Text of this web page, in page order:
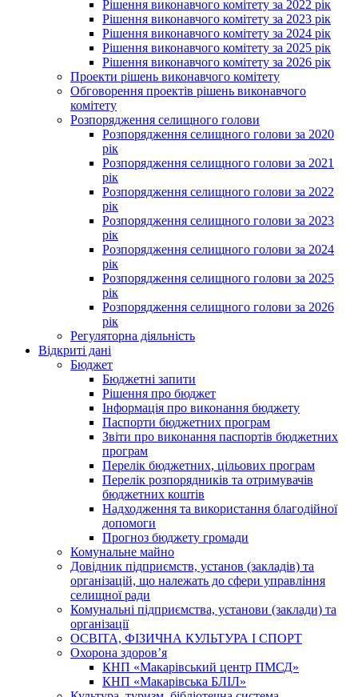
Рішення виконавчого комітету за 2022 рік
Рішення виконавчого комітету за 2023 рік
Рішення виконавчого комітету за 2024 рік
Рішення виконавчого комітету за 2025 рік
Рішення виконавчого комітету за 2026 рік
Проекти рішень виконавчого комітету
Обговорення проектів рішень виконавчого
комітету
Розпорядження селищного голови
Розпорядження селищного голови за 2020
рік
Розпорядження селищного голови за 2021
рік
Розпорядження селищного голови за 2022
рік
Розпорядження селищного голови за 2023
рік
Розпорядження селищного голови за 2024
рік
Розпорядження селищного голови за 2025
рік
Розпорядження селищного голови за 2026
рік
Регуляторна діяльність
Відкриті дані
Бюджет
Бюджетні запити
Рішення про бюджет
Інформація про виконання бюджету
Паспорти бюджетних програм
Звіти про виконання паспортів бюджетних
програм
Перелік бюджетних, цільових програм
Перелік розпорядників та отримувачів
бюджетних коштів
Надходження та використання благодійної
допомоги
Прогноз бюджету громади
Комунальне майно
Довідник підприємств, установ (закладів) та
організацій, що належать до сфери управління
селищної ради
Комунальні підприємства, установи (заклади) та
організації
ОСВІТА, ФІЗИЧНА КУЛЬТУРА І СПОРТ
Охорона здоров’я
КНП «Макарівський центр ПМСД»
КНП «Макарівська БЛІЛ»